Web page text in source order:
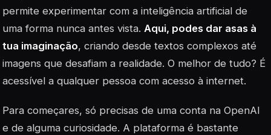
permite experimentar com a inteligência artificial de
uma forma nunca antes vista. Aqui, podes dar asas à
tua imaginação, criando desde textos complexos até
imagens que desafiam a realidade. O melhor de tudo? É
acessível a qualquer pessoa com acesso à internet.
Para começares, só precisas de uma conta na OpenAI
e de alguma curiosidade. A plataforma é bastante